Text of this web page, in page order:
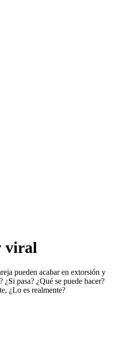
viral
pueden acabar en extorsión y
¿Si pasa? ¿Qué se puede hacer?
¿Lo es realmente?